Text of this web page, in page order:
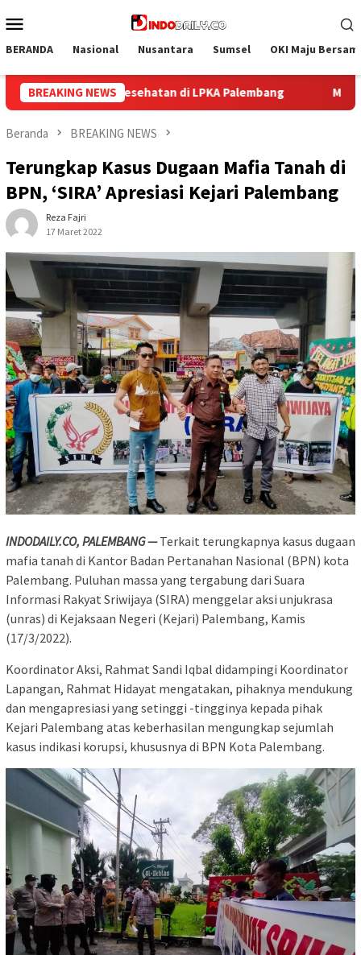
ke
Mobile
BERANDA Nasional Nusantara Sumsel OKI Maju
BREAKING NEWS
Mulai Langkah Baru, Lapas Palembang Sambut
Beranda BREAKING NEWS
Terungkap Kasus Dugaan Mafia Tanah di
BPN, ‘SIRA’ Apresiasi Kejari Palembang
Reza Fajri
17 Maret 2022
INDODAILY.CO, PALEMBANG — Terkait terungkapnya kasus dugaan
mafia tanah di Kantor Badan Pertanahan Nasional (BPN) kota
Palembang. Puluhan massa yang tergabung dari Suara
Informasi Rakyat Sriwijaya (SIRA) menggelar aksi unjukrasa
(unras) di Kejaksaan Negeri (Kejari) Palembang, Kamis
(17/3/2022).
Koordinator Aksi, Rahmat Sandi Iqbal didampingi Koordinator
Lapangan, Rahmat Hidayat mengatakan, pihaknya mendukung
dan mengapresiasi yang setinggi -tingginya kepada pihak
Kejari Palembang atas keberhasilan mengungkap sejumlah
kasus indikasi korupsi, khususnya di BPN Kota Palembang.